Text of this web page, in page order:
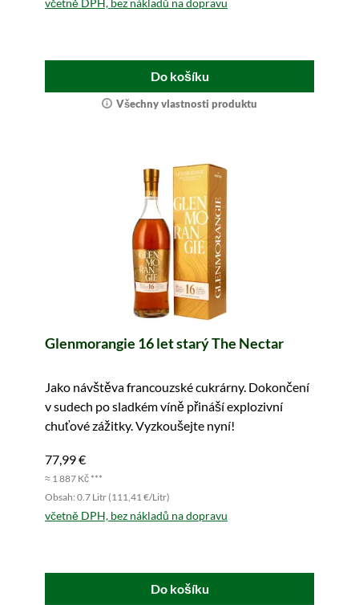
včetně DPH, bez nákladů na dopravu
Do košíku
Všechny vlastnosti produktu
Glenmorangie 16 let starý The Nectar
Jako návštěva francouzské cukrárny. Dokončení
v sudech po sladkém víně přináší explozivní
chuťové zážitky. Vyzkoušejte nyní!
77,99 €
≈ 1 887 Kč ***
Obsah: 0.7 Litr (111,41 €/Litr)
včetně DPH, bez nákladů na dopravu
Do košíku